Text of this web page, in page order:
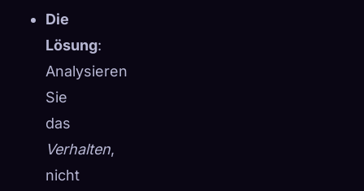
Die
Lösung:
Analysieren
Sie
das
Verhalten,
nicht